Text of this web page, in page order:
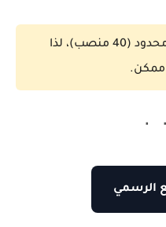
عدد المناصب محدود (40 منصب)، لذا
ممكن.
الرسمي